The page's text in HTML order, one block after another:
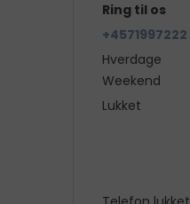
Ring til os
+4571997222
Hverdage
Weekend
Lukket